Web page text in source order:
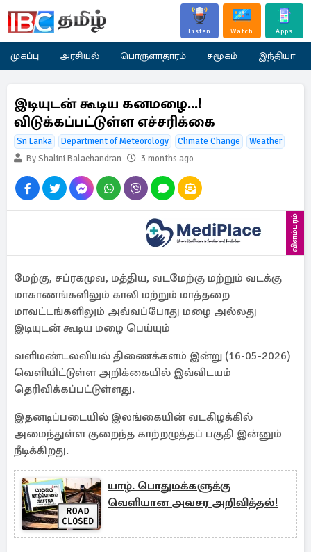
Listen Watch Apps
முகப்பு அரசியல் பொருளாதாரம் சமூகம் இந்தியா
இடியுடன் கூடிய கனமழை...!
விடுக்கப்பட்டுள்ள எச்சரிக்கை
Sri Lanka Department of Meteorology Climate Change
Weather
By Shalini Balachandran
3 months ago
விளம்பரம்
மேற்கு, சப்ரகமுவ, மத்திய, வடமேற்கு மற்றும் வடக்கு
மாகாணங்களிலும் காலி மற்றும் மாத்தறை
மாவட்டங்களிலும் அவ்வப்போது மழை அல்லது
இடியுடன் கூடிய மழை பெய்யும்
வளிமண்டலவியல் திணைக்களம் இன்று (16-05-2026)
வெளியிட்டுள்ள அறிக்கையில் இவ்விடயம்
தெரிவிக்கப்பட்டுள்ளது.
இதனடிப்படையில் இலங்கையின் வடகிழக்கில்
அமைந்துள்ள குறைந்த காற்றழுத்தப் பகுதி இன்னும்
நீடிக்கிறது.
யாழ். பொதுமக்களுக்கு
வெளியான அவசர அறிவித்தல்!